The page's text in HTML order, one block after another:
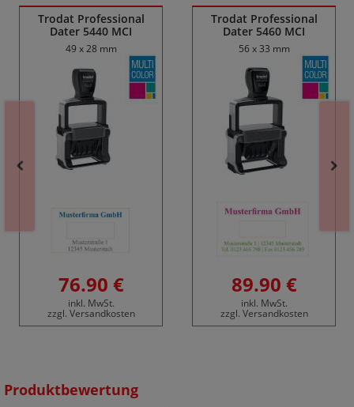
Trodat Professional
Dater 5440 MCI
49 x 28 mm
76.90 €
inkl. MwSt.
zzgl. Versandkosten
Trodat Professional
Dater 5460 MCI
56 x 33 mm
89.90 €
inkl. MwSt.
zzgl. Versandkosten
Produktbewertung